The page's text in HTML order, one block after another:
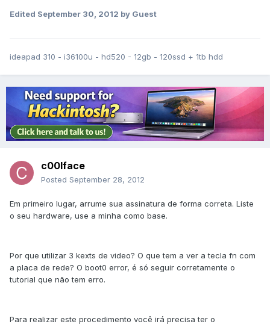
Edited September 30, 2012 by Guest
ideapad 310 - i36100u - hd520 - 12gb - 120ssd + 1tb hdd
c00lface
Posted September 28, 2012
Em primeiro lugar, arrume sua assinatura de forma correta. Liste
o seu hardware, use a minha como base.
Por que utilizar 3 kexts de video? O que tem a ver a tecla fn com
a placa de rede? O boot0 error, é só seguir corretamente o
tutorial que não tem erro.
Para realizar este procedimento você irá precisa ter o